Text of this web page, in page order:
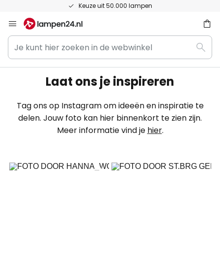
Keuze uit 50.000 lampen
naar
de
inhoud
Je
kunt
hier
webwinkel
Laat ons je inspireren
Tag ons op Instagram om ideeën en inspiratie te
delen. Jouw foto kan hier binnenkort te zien zijn.
Meer informatie vind je hier.